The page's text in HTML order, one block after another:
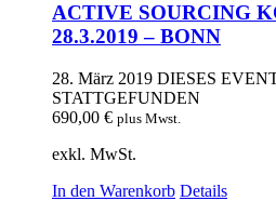
ACTIVE SOURCING
28.3.2019 – BONN
28. März 2019 DIESES
STATTGEFUNDEN
690,00 € plus Mwst.
exkl. MwSt.
In den Warenkorb Details